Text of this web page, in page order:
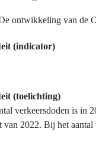
ontwikkeling van de
(indicator)
(toelichting)
verkeersdoden is in
van 2022. Bij het aantal